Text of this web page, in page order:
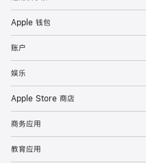
Apple 钱包
账户
娱乐
Apple Store 商店
商务应用
教育应用